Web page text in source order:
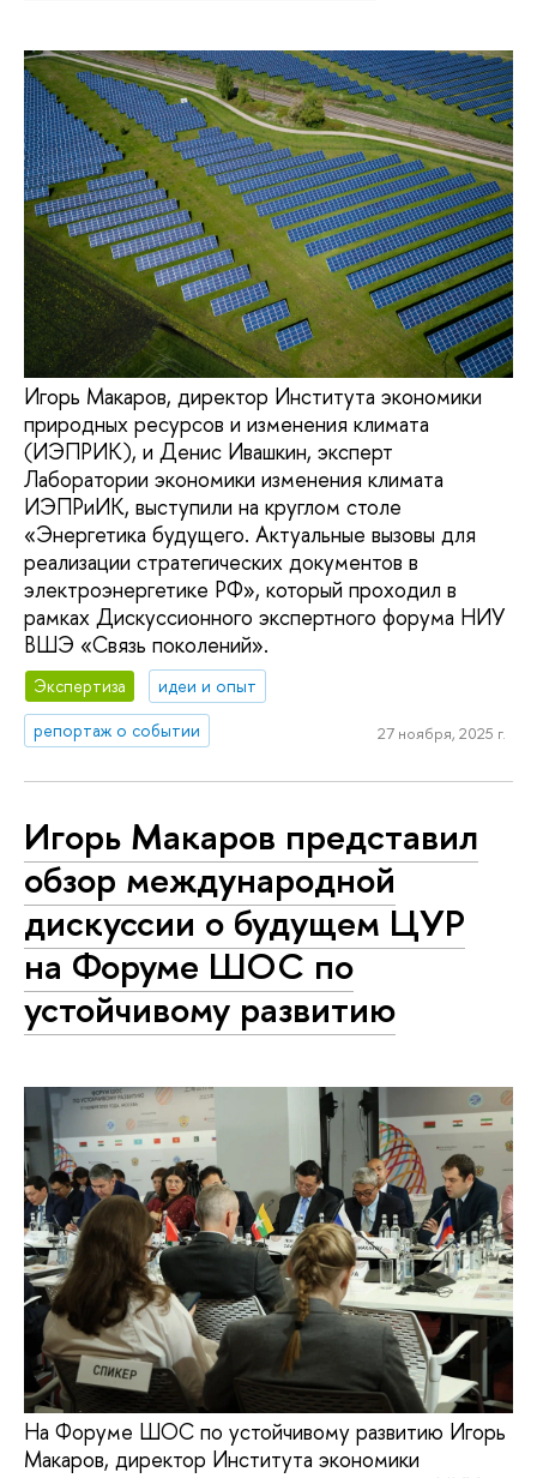
Игорь Макаров, директор Института экономики
природных ресурсов и изменения климата
(ИЭПРИК), и Денис Ивашкин, эксперт
Лаборатории экономики изменения климата
ИЭПРиИК, выступили на круглом столе
«Энергетика будущего. Актуальные вызовы для
реализации стратегических документов в
электроэнергетике РФ», который проходил в
рамках Дискуссионного экспертного форума НИУ
ВШЭ «Связь поколений».
Экспертиза
идеи и опыт
репортаж о событии
27 ноября, 2025 г.
Игорь Макаров представил
обзор международной
дискуссии о будущем ЦУР
на Форуме ШОС по
устойчивому развитию
На Форуме ШОС по устойчивому развитию Игорь
Макаров, директор Института экономики